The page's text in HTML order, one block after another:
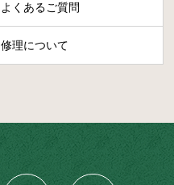
よくあるご質問
修理について